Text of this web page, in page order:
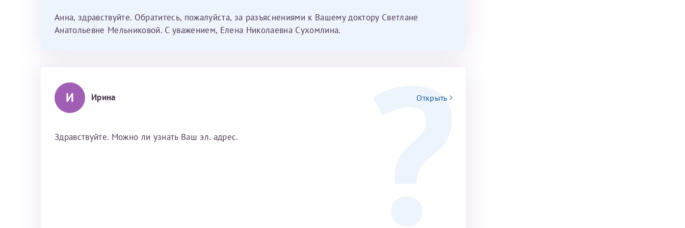
Анна, здравствуйте. Обратитесь, пожалуйста, за разъяснениями к Вашему доктору Светлане
Анатольевне Мельниковой. С уважением, Елена Николаевна Сухомлина.
И Ирина Открыть
Здравствуйте. Можно ли узнать Ваш эл. адрес.